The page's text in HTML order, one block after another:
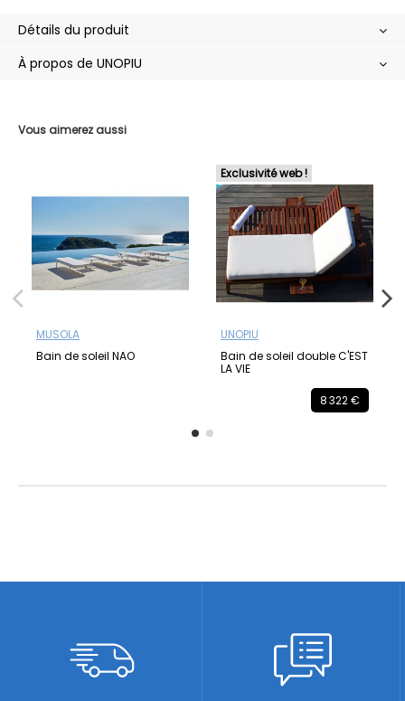
Vous aimerez aussi
MUSOLA
Bain de soleil NAO
Exclusivité web !
UNOPIU
Bain de soleil double C'EST
LA VIE
8 322 €
Détails du produit
À propos de UNOPIU